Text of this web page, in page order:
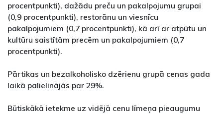
procentpunkti), dažādu preču un pakalpojumu grupai
(0,9 procentpunkti), restorānu un viesnīcu
pakalpojumiem (0,7 procentpunkti), kā arī ar atpūtu un
kultūru saistītām precēm un pakalpojumiem (0,7
procentpunkti).
Pārtikas un bezalkoholisko dzērienu grupā cenas gada
laikā palielinājās par 29%.
Būtiskākā ietekme uz vidējā cenu līmeņa pieaugumu